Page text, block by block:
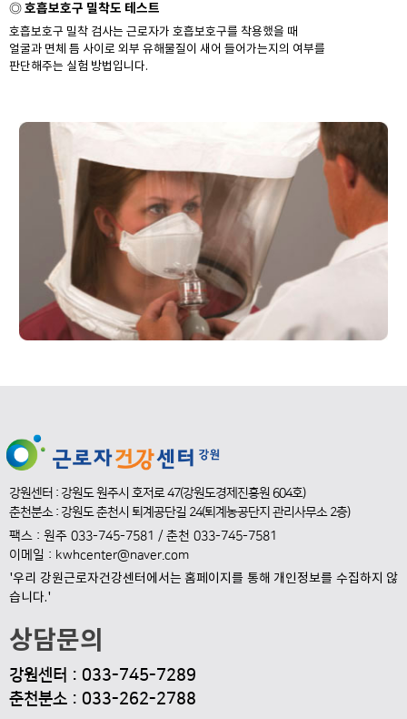
◎호흡보호구 밀착도 테스트
호흡보호구 밀착 검사는 근로자가 호흡보호구를 착용했을 때
얼굴과 면체 틈 사이로 외부 유해물질이 새어 들어가는지의 여부를
판단해주는 실험 방법입니다.
강원센터 : 강원도 원주시 호저로 47(강원도경제진흥원 604호)
춘천분소 : 강원도 춘천시 퇴계공단길 24(퇴계농공단지 관리사무소 2층)
팩스 : 원주 033-745-7581 / 춘천 033-745-7581
이메일 : kwhcenter@naver.com
'우리 강원근로자건강센터에서는 홈페이지를 통해 개인정보를 수집하지 않
습니다.'
상담문의
강원센터 : 033-745-7289
춘천분소 : 033-262-2788